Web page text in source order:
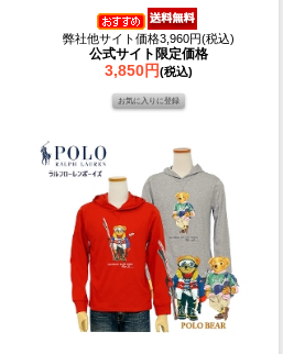
弊社他サイト価格3,960円(税込)
公式サイト限定価格
3,850円(税込)